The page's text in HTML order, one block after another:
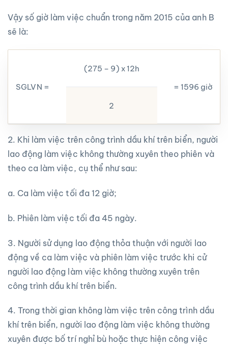
Vậy số giờ làm việc chuẩn trong năm 2015 của anh B
sẽ là:
SGLVN =
(275 – 9) x 12h
= 1596 giờ
2
2. Khi làm việc trên công trình dầu khí trên biển, người
lao động làm việc không thường xuyên theo phiên và
theo ca làm việc, cụ thể như sau:
a. Ca làm việc tối đa 12 giờ;
b. Phiên làm việc tối đa 45 ngày.
3. Người sử dụng lao động thỏa thuận với người lao
động về ca làm việc và phiên làm việc trước khi cử
người lao động làm việc không thường xuyên trên
công trình dầu khí trên biển.
4. Trong thời gian không làm việc trên công trình dầu
khí trên biển, người lao động làm việc không thường
xuyên được bố trí nghỉ bù hoặc thực hiện công việc